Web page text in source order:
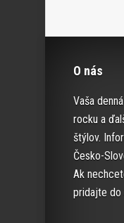
O nás
Vaša
rocku a
štýlov.
Česko-
Ak
pridajte do